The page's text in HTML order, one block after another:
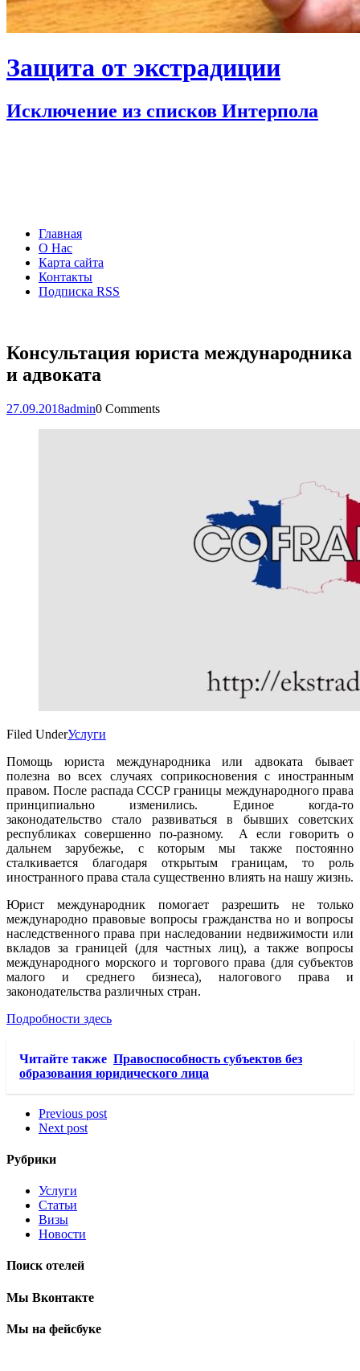
Защита от экстрадиции
Исключение из списков Интерпола
Главная
О Нас
Карта сайта
Контакты
Подписка RSS
Консультация юриста международника
и адвоката
27.09.2018admin0 Comments
Filed UnderУслуги
Помощь юриста международника или адвоката бывает
полезна во всех случаях соприкосновения с иностранным
правом. После распада СССР границы международного права
принципиально изменились. Единое когда-то
законодательство стало развиваться в бывших советских
республиках совершенно по-разному. А если говорить о
дальнем зарубежье, с которым мы также постоянно
сталкивается благодаря открытым границам, то роль
иностранного права стала существенно влиять на нашу жизнь.
Юрист международник помогает разрешить не только
международно правовые вопросы гражданства но и вопросы
наследственного права при наследовании недвижимости или
вкладов за границей (для частных лиц), а также вопросы
международного морского и торгового права (для субъектов
малого и среднего бизнеса), налогового права и
законодательства различных стран.
Подробности здесь
Читайте также Правоспособность субъектов без
образования юридического лица
Previous post
Next post
Рубрики
Услуги
Статьи
Визы
Новости
Поиск отелей
Мы Вконтакте
Мы на фейсбуке